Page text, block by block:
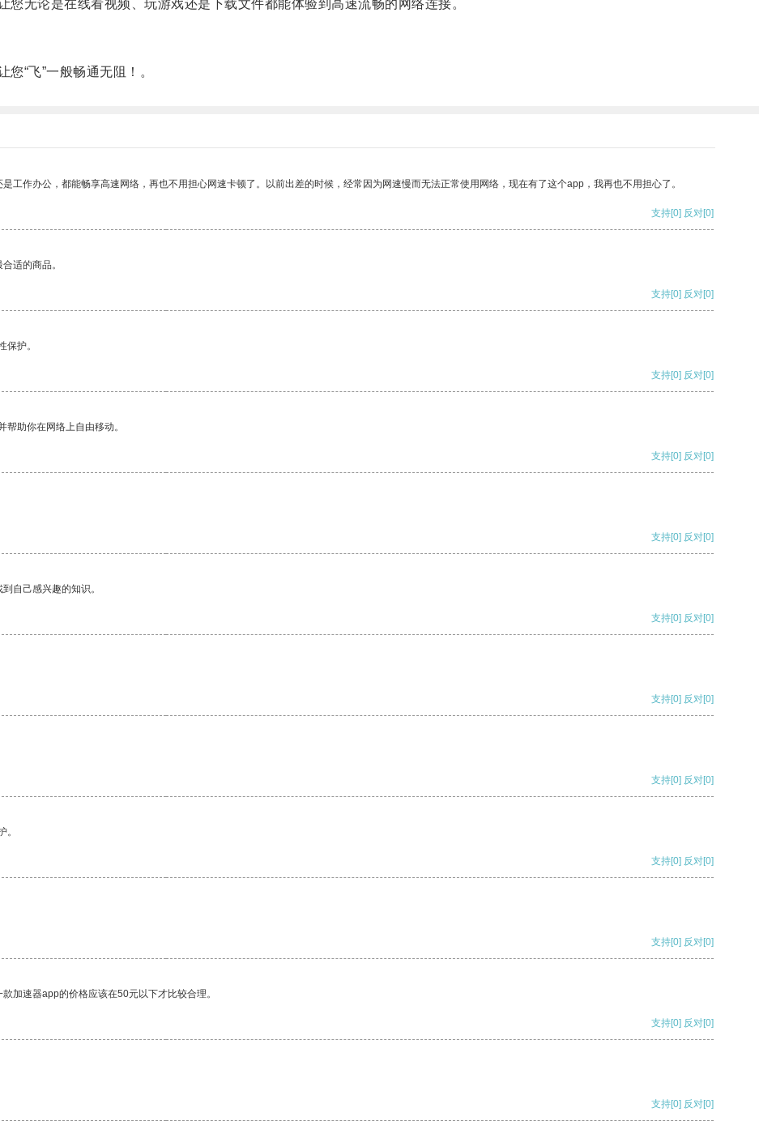
无论是在线看视频、玩游戏还是下载文件都能体验到高速流畅的网络连接。
“飞”一般畅通无阻！。
工作办公，都能畅享高速网络，再也不用担心网速卡顿了。以前出差的时候，经常因为网速慢而无法正常使用网络，现在有了这个app，我再也不用担心了。
支持[0] 反对[0]
适的商品。
支持[0] 反对[0]
护。
支持[0] 反对[0]
助你在网络上自由移动。
支持[0] 反对[0]
支持[0] 反对[0]
自己感兴趣的知识。
支持[0] 反对[0]
支持[0] 反对[0]
支持[0] 反对[0]
。
支持[0] 反对[0]
支持[0] 反对[0]
加速器app的价格应该在50元以下才比较合理。
支持[0] 反对[0]
支持[0] 反对[0]